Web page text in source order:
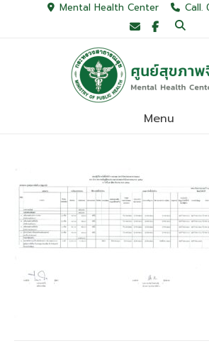
Mental Health Center Call.
Menu